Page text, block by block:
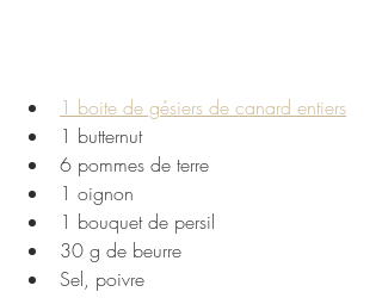
1 boite de gésiers de canard entiers
1 butternut
6 pommes de terre
1 oignon
1 bouquet de persil
30 g de beurre
Sel, poivre